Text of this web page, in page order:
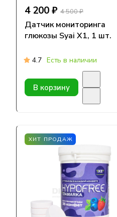
4 200 ₽ 4 500 ₽
Датчик мониторинга
глюкозы Syai X1, 1 шт.
4.7 Есть в наличии
В корзину
ХИТ ПРОДАЖ